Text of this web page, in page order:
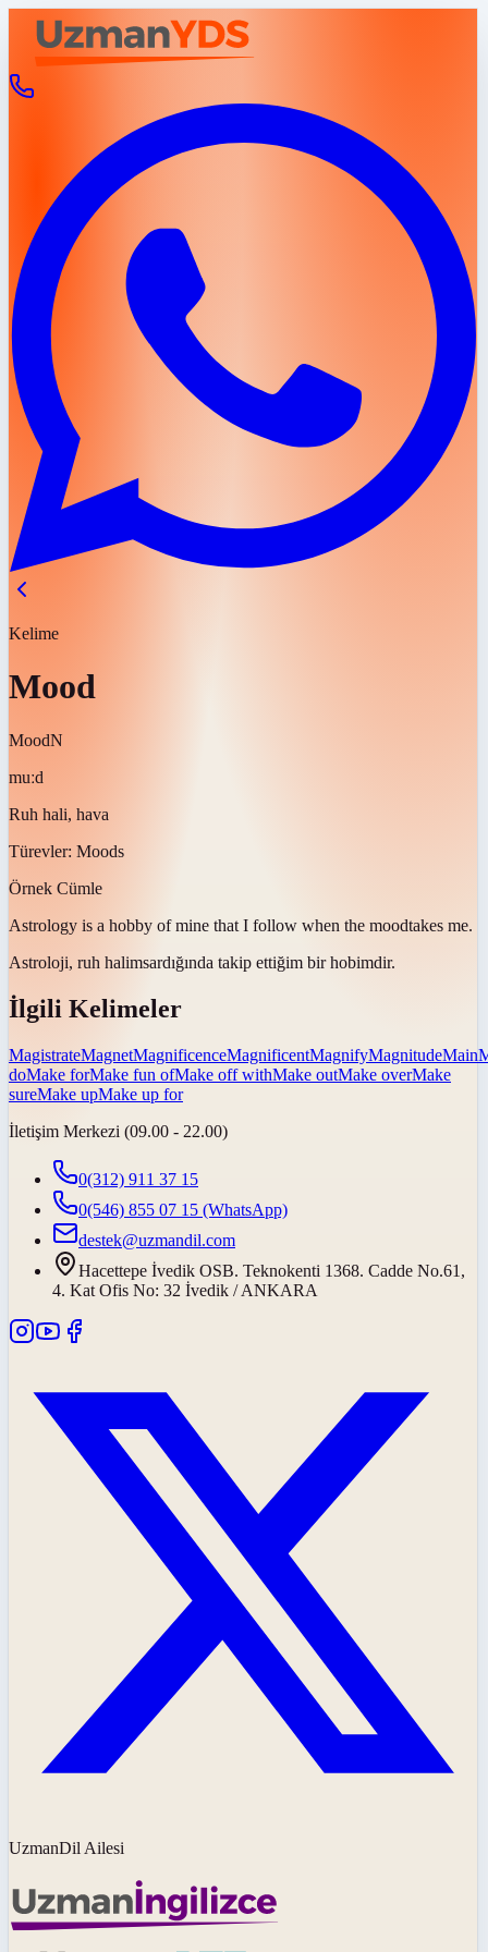
Kelime
Mood
MoodN
muːd
Ruh hali, hava
Türevler: Moods
Örnek Cümle
Astrology is a hobby of mine that I follow when the moodtakes me.
Astroloji, ruh halimsardığında takip ettiğim bir hobimdir.
İlgili Kelimeler
MagistrateMagnetMagnificenceMagnificentMagnifyMagnitudeMain
doMake forMake fun ofMake off withMake outMake overMake
sureMake upMake up for
İletişim Merkezi (09.00 - 22.00)
0(312) 911 37 15
0(546) 855 07 15 (WhatsApp)
destek@uzmandil.com
Hacettepe İvedik OSB. Teknokenti 1368. Cadde No.61,
4. Kat Ofis No: 32 İvedik / ANKARA
UzmanDil Ailesi